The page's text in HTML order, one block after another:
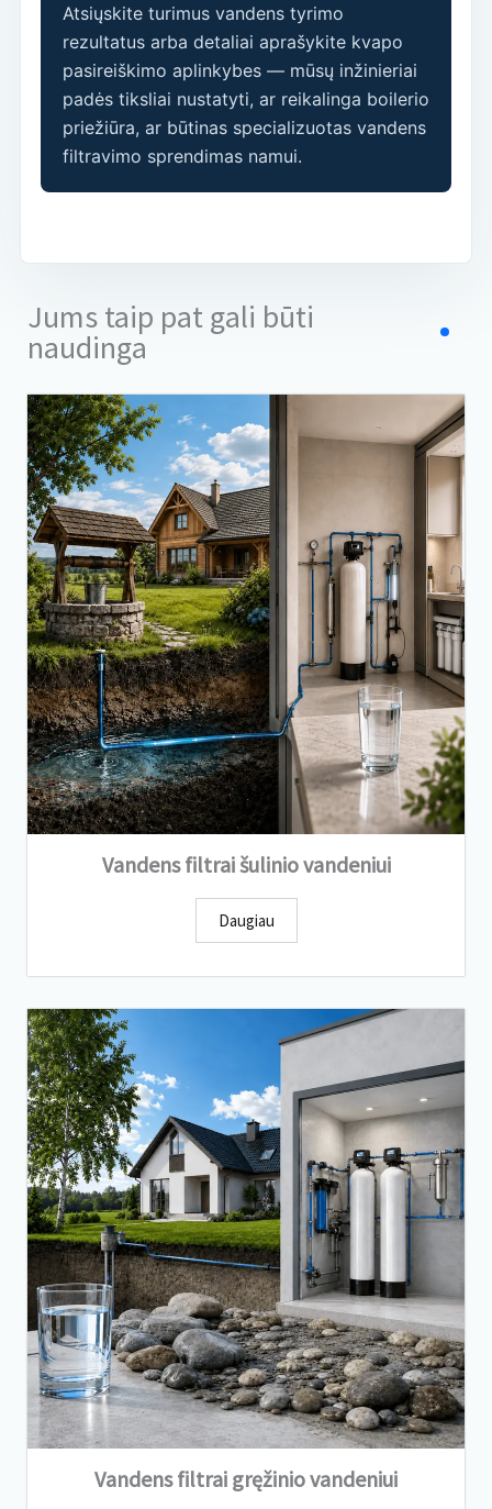
Atsiųskite turimus vandens tyrimo
rezultatus arba detaliai aprašykite kvapo
pasireiškimo aplinkybes — mūsų inžinieriai
padės tiksliai nustatyti, ar reikalinga boilerio
priežiūra, ar būtinas specializuotas vandens
filtravimo sprendimas namui.
Jums taip pat gali būti
naudinga
Vandens filtrai šulinio vandeniui
Daugiau
Vandens filtrai gręžinio vandeniui